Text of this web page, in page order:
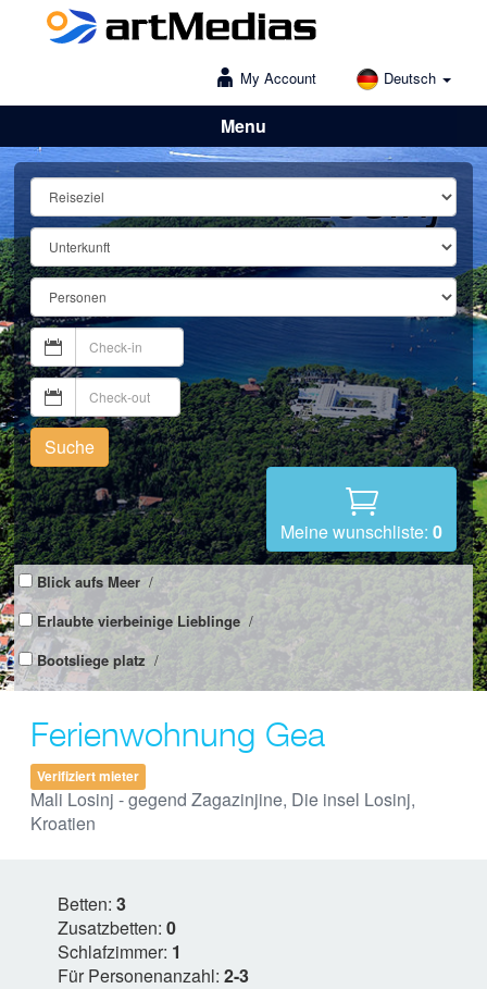
My Account Deutsch
Menu
Lošinj
Suche
Meine wunschliste: 0
Blick aufs Meer /
Erlaubte vierbeinige Lieblinge /
Bootsliege platz/
Ferienwohnung Gea
Verifiziert mieter
Mali Losinj - gegend Zagazinjine, Die insel Losinj,
Kroatien
Betten: 3
Zusatzbetten: 0
Schlafzimmer: 1
Für Personenanzahl: 2-3